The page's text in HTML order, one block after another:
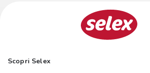
Scopri Selex